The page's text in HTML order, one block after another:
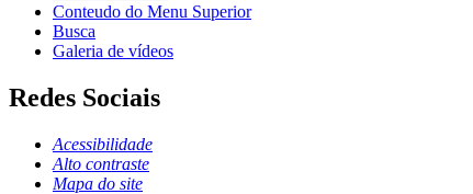
Conteudo do Menu Superior
Busca
Galeria de vídeos
Redes Sociais
Acessibilidade
Alto contraste
Mapa do site